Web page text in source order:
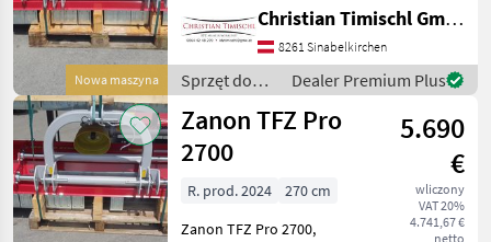
wszystkie
33
MODEL
RFG
2600
MARKETPLACE
Nowa maszyna
Młoty – Rozdrabniacz, Bieg
jałowy: Bieg jałowy w
skrzyni biegów,
Hydrauliczny, Wałek tylny, :
Hydrauliczny S
Christian Timischl GmbH
8261 Sinabelkirchen
Sprzęt do
siewu /
Zanon
Dealer Premium Plus
Zanon TFZ Pro
2700
5.690
€
wliczony
VAT 20%
4.741,67 €
netto
R. prod. 2024
270 cm
Zanon TFZ Pro 2700,